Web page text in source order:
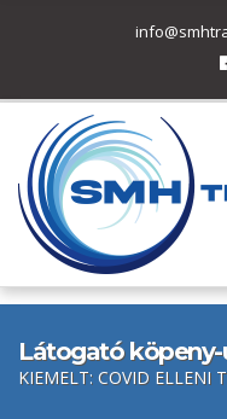
:
Látogató köpeny-
KIEMELT: COVID ELLENI